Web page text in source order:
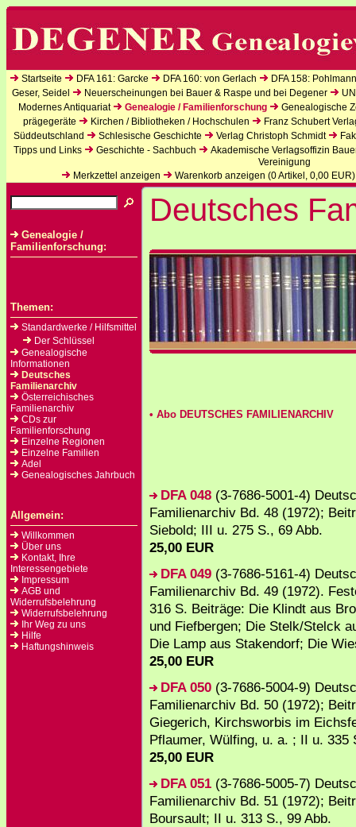
Startseite DFA 161: Garcke DFA 160: von Gerlach
DFA 158:
Geser, Seidel
Neuerscheinungen bei Bauer & Raspe und bei Degener
Modernes Antiquariat
Genealogie / Familienforschung
Genealogische
prägegeräte
Kirchen / Bibliotheken / Hochschulen
Franz Schubert
Süddeutschland
Schlesische Geschichte Verlag Christoph Schmidt
Tipps und Links
Geschichte - Sachbuch
Akademische Verlagsoffizin
Vereinigung
Merkzettel anzeigen
Warenkorb anzeigen (0Artikel, 0,00 EUR)
Genealogie /
Familienforschung:
Themen:
Standardwerke / Hilfsmittel
Der Schlüssel
Genealogische
Informationen
Deutsches
Familienarchiv
Österreichisches
Familienarchiv
CDs zur
Familienforschung
Einzelne Regionen
Einzelne Familien
Adel
Genealogisches Jahrbuch
Allgemein:
Willkommen
Über uns
Kontakt, Ihre
Interessengebiete
Impressum
AGB und
Widerrufsbelehrung
Widerrufsbelehrung
Ihr Weg zu uns
Hilfe
Haftungshinweis
Deutsches
• Abo DEUTSCHES FAMILIENARCHIV
DFA 048 (3-7686-5001-4)
Familienarchiv Bd. 48 (1972);
Siebold; III u. 275 S., 69 Abb.
25,00 EUR
DFA 049 (3-7686-5161-4)
Familienarchiv Bd. 49 (1972).
316 S. Beiträge: Die Klindt aus
und Fiefbergen; Die Stelk/Stelck
Die Lamp aus Stakendorf; Die
25,00 EUR
DFA 050 (3-7686-5004-9)
Familienarchiv Bd. 50 (1972);
Giegerich, Kirchsworbis im
Pflaumer, Wülfing, u. a. ; II u. 335
25,00 EUR
DFA 051 (3-7686-5005-7)
Familienarchiv Bd. 51 (1972);
Boursault; II u. 313 S., 99 Abb.